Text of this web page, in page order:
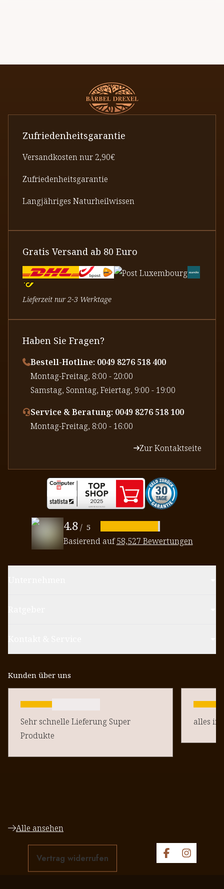
Zufriedenheitsgarantie
Versandkosten nur 2,90€
Zufriedenheitsgarantie
Langjähriges Naturheilwissen
Gratis Versand ab 80 Euro
Lieferzeit nur 2-3 Werktage
Haben Sie Fragen?
Bestell-Hotline: 0049 8276 518 400
⁠Montag-Freitag, 8:00 - 20:00
⁠Samstag, Sonntag, Feiertag, 9:00 - 19:00
Service & Beratung: 0049 8276 518 100
⁠Montag-Freitag, 8:00 - 16:00
Zur Kontaktseite
4.8 / 5
Basierend auf58,527 Bewertungen
Kunden über uns
Sehr schnelle Lieferung Super
Produkte
alles in
Alle ansehen
Vertrag widerrufen